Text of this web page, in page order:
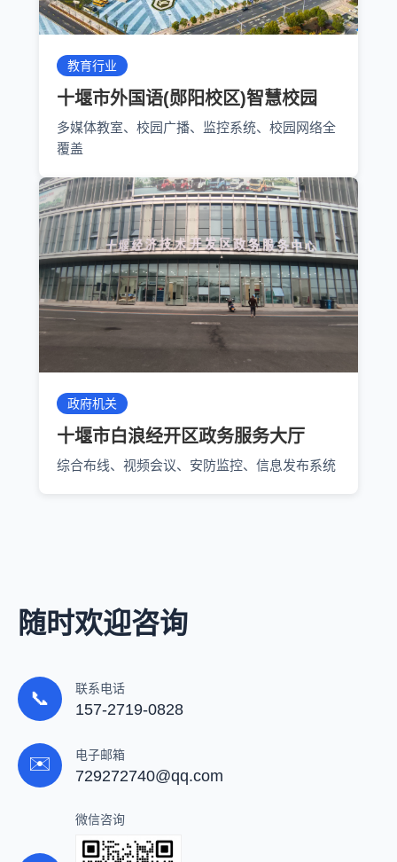
教育行业
十堰市外国语(郧阳校区)智慧校园
多媒体教室、校园广播、监控系统、校园网络全
覆盖
政府机关
十堰市白浪经开区政务服务大厅
综合布线、视频会议、安防监控、信息发布系统
随时欢迎咨询
📞 联系电话
157-2719-0828
✉️ 电子邮箱
729272740@qq.com
微信咨询